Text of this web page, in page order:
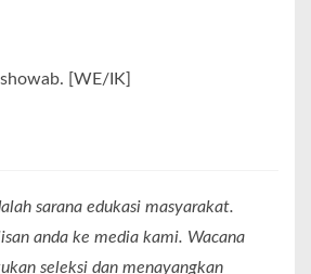
[WE/IK]
sarana edukasi masyarakat.
anda ke media kami. Wacana
seleksi dan menayangkan